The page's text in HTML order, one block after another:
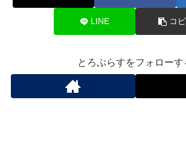
LINE コ
とろぷらすをフォローす